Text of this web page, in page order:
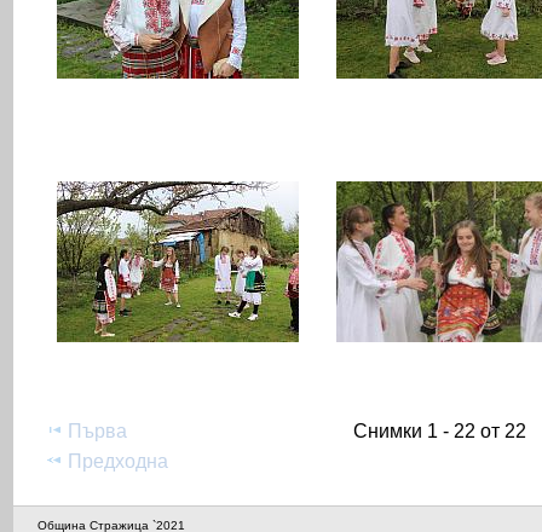
Първа
Предходна
Снимки 1 - 22 от 22
Община Стражица `2021